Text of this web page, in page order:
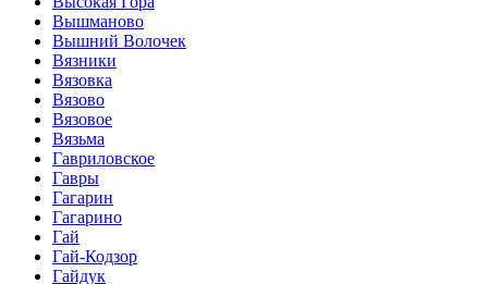
Вышманово
Вышний Волочек
Вязники
Вязовка
Вязово
Вязовое
Вязьма
Гавриловское
Гавры
Гагарин
Гагарино
Гай
Гай-Кодзор
Гайдук